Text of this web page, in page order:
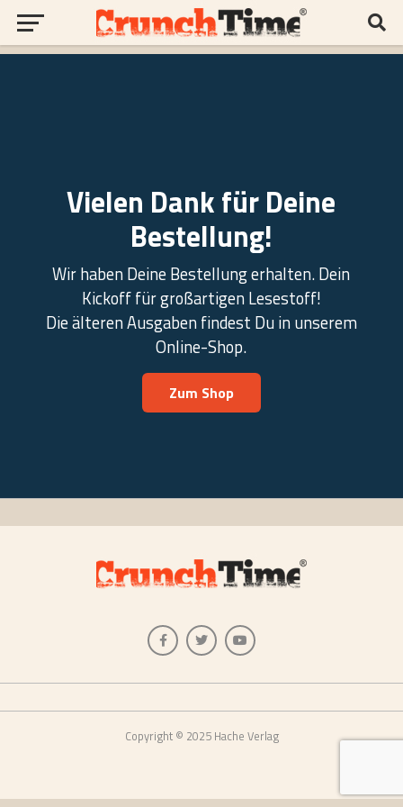
Vielen Dank für Deine
Bestellung!
Wir haben Deine Bestellung erhalten. Dein
Kickoff für großartigen Lesestoff!
Die älteren Ausgaben findest Du in unserem
Online-Shop.
Zum Shop
Copyright © 2025 Hache Verlag